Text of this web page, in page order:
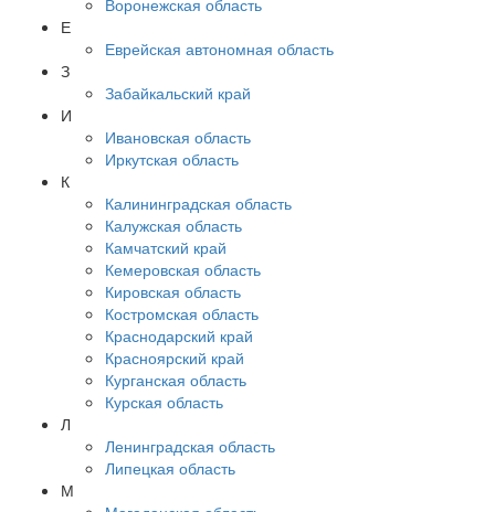
Воронежская область
Е
Еврейская автономная область
З
Забайкальский край
И
Ивановская область
Иркутская область
К
Калининградская область
Калужская область
Камчатский край
Кемеровская область
Кировская область
Костромская область
Краснодарский край
Красноярский край
Курганская область
Курская область
Л
Ленинградская область
Липецкая область
М